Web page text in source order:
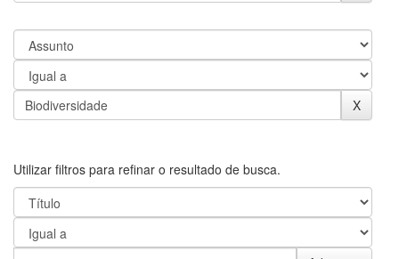
Utilizar filtros para refinar o resultado de busca.